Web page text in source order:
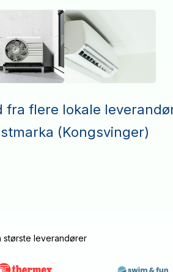
fra flere lokale
(Kongsvinger)
største leverandører